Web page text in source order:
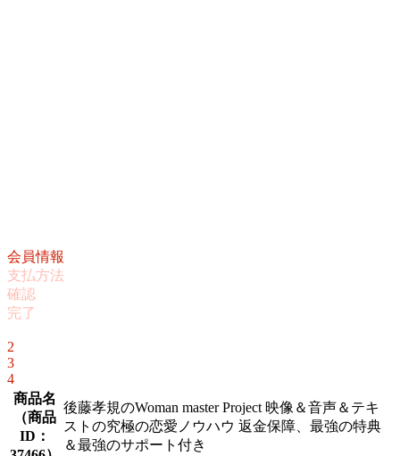
会員情報
支払方法
確認
完了
2
3
4
商品名
（商品
ID：
後藤孝規のWoman master Project 映像＆音声＆テキ
ストの究極の恋愛ノウハウ 返金保障、最強の特典
＆最強のサポート付き